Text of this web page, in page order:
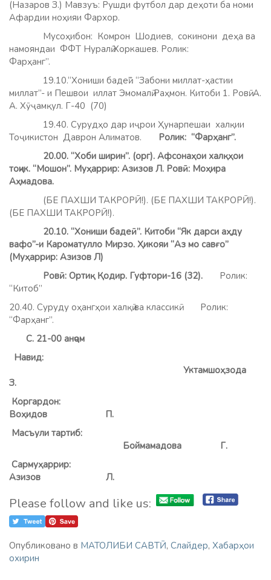
(Назаров З.) Мавзуъ: Рушди футбол дар деҳоти ба номи
Афардии ноҳияи Фархор.
Мусоҳибон: Комрон Шодиев, сокинони деҳа ва
намояндаи ФФТ Нуралӣ Хоркашев. Ролик:
Фарҳанг”.
19.10.“Хониши бадеӣ”. “Забони миллат-ҳастии
миллат”- и Пешвои иллат Эмомалӣ Раҳмон. Китоби 1. Ровӣ: А.
А. Хӯҷамқул. Г-40 (70)
19.40. Сурудҳо дар иҷрои Ҳунарпешаи халқии
Тоҷикистон Даврон Алиматов. Ролик: “Фарҳанг”.
20.00. “Хоби ширин”. (орг). Афсонаҳои халқҳои
тоҷик. “Мошон”. Муҳаррир: Азизов Л. Ровӣ: Моҳира
Аҳмадова.
(БЕ ПАХШИ ТАКРОРӢ!). (БЕ ПАХШИ ТАКРОРӢ!).
(БЕ ПАХШИ ТАКРОРӢ!).
20.10. “Хониши бадеӣ”. Китоби “Як дарси аҳду
вафо”-и Кароматулло Мирзо. Ҳикояи “Аз мо савғо”
(Муҳаррир: Азизов Л)
Ровӣ: Ортиқ Қодир. Гуфтори-16 (32).
Ролик:
“Китоб”
20.40. Суруду оҳангҳои халқӣ ва классикӣ. Ролик:
“Фарҳанг”.
С. 21-00 анҷом
Навид:
З.
Коргардон:
Воҳидов П.
Масъули тартиб:
Боймамадова Г.
Сармуҳаррир:
Азизов Л.
Please follow and like us:
Опубликовано в МАТОЛИБИ САВТӢ, Слайдер, Хабарҳои
охирин